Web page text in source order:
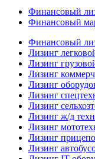
Финансовый
Финансовый
Финансовый
Лизинг
Лизинг
Лизинг
Лизинг
Лизинг
Лизинг
Лизинг ж/д
Лизинг
Лизинг
Лизинг